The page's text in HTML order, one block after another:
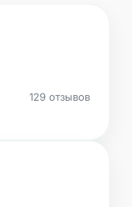
129 отзывов